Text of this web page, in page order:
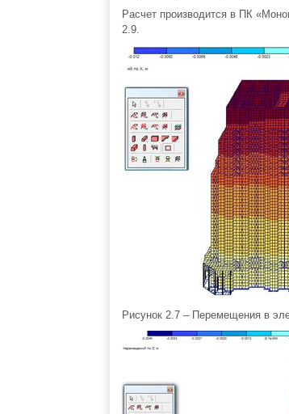
Расчет производится в ПК
2.9.
Рисунок 2.7 – Перемещения в